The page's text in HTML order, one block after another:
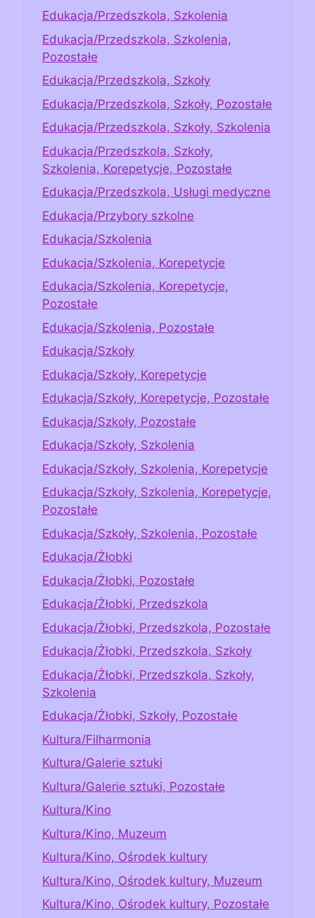
Edukacja/Przedszkola, Szkolenia
Edukacja/Przedszkola, Szkolenia,
Pozostałe
Edukacja/Przedszkola, Szkoły
Edukacja/Przedszkola, Szkoły, Pozostałe
Edukacja/Przedszkola, Szkoły, Szkolenia
Edukacja/Przedszkola, Szkoły,
Szkolenia, Korepetycje, Pozostałe
Edukacja/Przedszkola, Usługi medyczne
Edukacja/Przybory szkolne
Edukacja/Szkolenia
Edukacja/Szkolenia, Korepetycje
Edukacja/Szkolenia, Korepetycje,
Pozostałe
Edukacja/Szkolenia, Pozostałe
Edukacja/Szkoły
Edukacja/Szkoły, Korepetycje
Edukacja/Szkoły, Korepetycje, Pozostałe
Edukacja/Szkoły, Pozostałe
Edukacja/Szkoły, Szkolenia
Edukacja/Szkoły, Szkolenia, Korepetycje
Edukacja/Szkoły, Szkolenia, Korepetycje,
Pozostałe
Edukacja/Szkoły, Szkolenia, Pozostałe
Edukacja/Żłobki
Edukacja/Żłobki, Pozostałe
Edukacja/Żłobki, Przedszkola
Edukacja/Żłobki, Przedszkola, Pozostałe
Edukacja/Żłobki, Przedszkola, Szkoły
Edukacja/Żłobki, Przedszkola, Szkoły,
Szkolenia
Edukacja/Żłobki, Szkoły, Pozostałe
Kultura/Filharmonia
Kultura/Galerie sztuki
Kultura/Galerie sztuki, Pozostałe
Kultura/Kino
Kultura/Kino, Muzeum
Kultura/Kino, Ośrodek kultury
Kultura/Kino, Ośrodek kultury, Muzeum
Kultura/Kino, Ośrodek kultury, Pozostałe